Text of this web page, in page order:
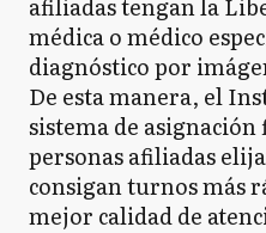
afiliadas tengan la
médica o médico
diagnóstico por
De esta manera, el
sistema de
personas afiliadas
consigan turnos más
mejor calidad de